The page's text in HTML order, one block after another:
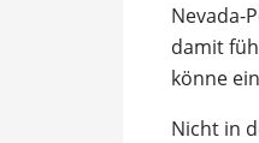
Nevada-
damit
könne
Nicht in